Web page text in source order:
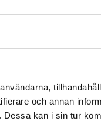
och annan
kan i sin tur